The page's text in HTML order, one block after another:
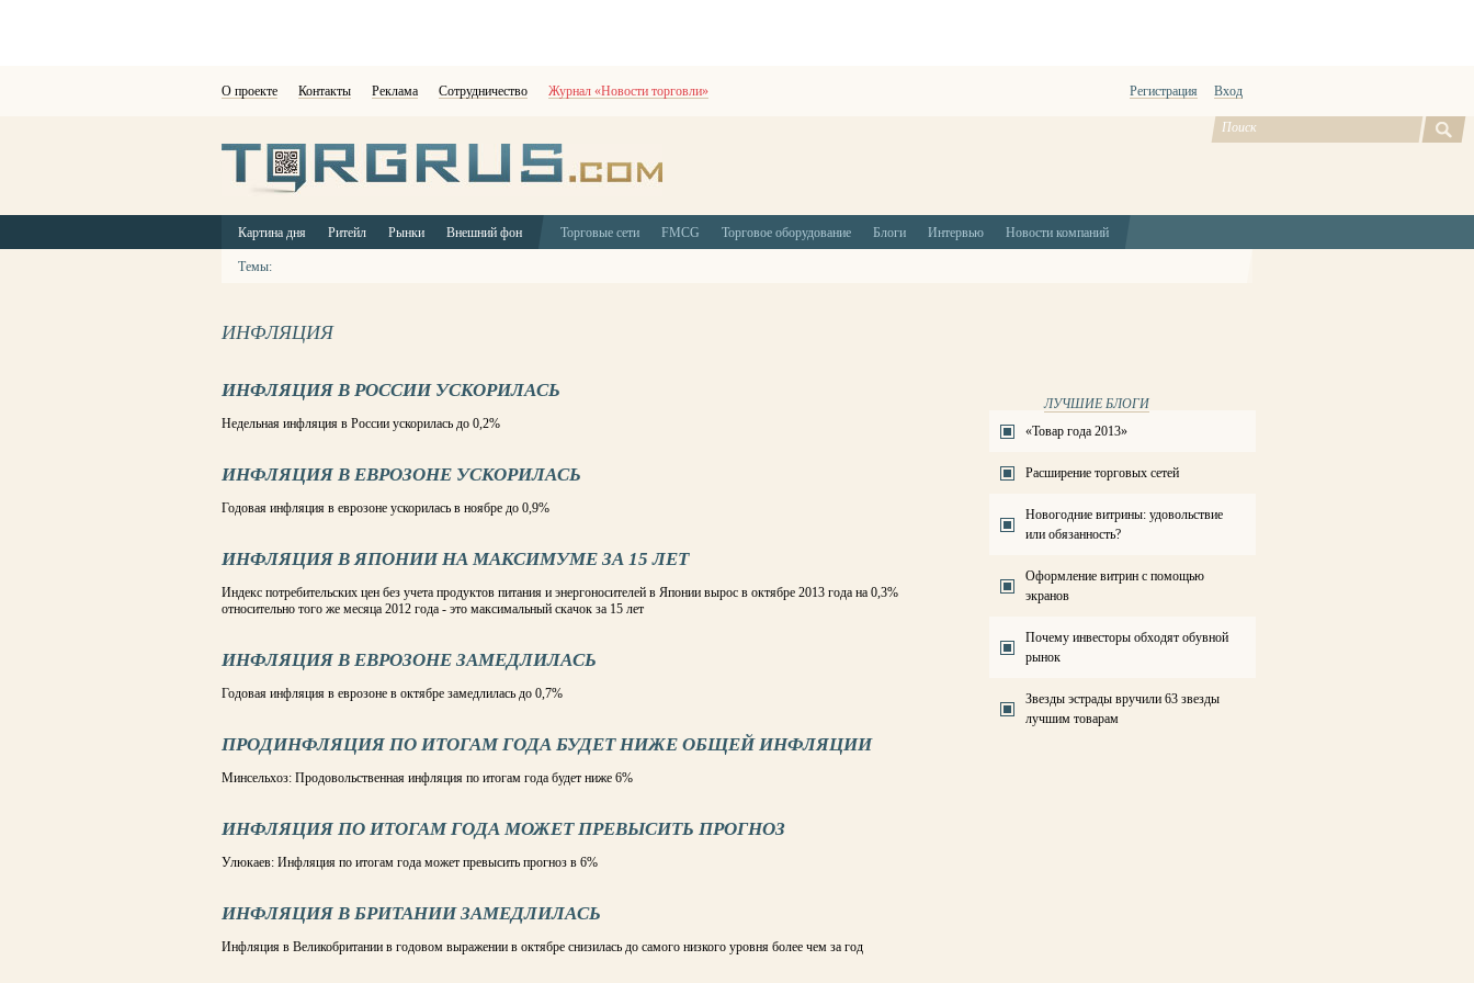
О проекте Контакты Реклама Сотрудничество Журнал «Новости торговли» Регистрация Вход
Картина дня Ритейл Рынки Внешний фон Торговые сети FMCG Торговое оборудование Блоги Интервью Новости компаний
Темы:
ИНФЛЯЦИЯ
ИНФЛЯЦИЯ В РОССИИ УСКОРИЛАСЬ
Недельная инфляция в России ускорилась до 0,2%
ИНФЛЯЦИЯ В ЕВРОЗОНЕ УСКОРИЛАСЬ
Годовая инфляция в еврозоне ускорилась в ноябре до 0,9%
ИНФЛЯЦИЯ В ЯПОНИИ НА МАКСИМУМЕ ЗА 15 ЛЕТ
Индекс потребительских цен без учета продуктов питания и энергоносителей в Японии вырос в октябре 2013 года на 0,3%
относительно того же месяца 2012 года - это максимальный скачок за 15 лет
ИНФЛЯЦИЯ В ЕВРОЗОНЕ ЗАМЕДЛИЛАСЬ
Годовая инфляция в еврозоне в октябре замедлилась до 0,7%
ПРОДИНФЛЯЦИЯ ПО ИТОГАМ ГОДА БУДЕТ НИЖЕ ОБЩЕЙ ИНФЛЯЦИИ
Минсельхоз: Продовольственная инфляция по итогам года будет ниже 6%
ИНФЛЯЦИЯ ПО ИТОГАМ ГОДА МОЖЕТ ПРЕВЫСИТЬ ПРОГНОЗ
Улюкаев: Инфляция по итогам года может превысить прогноз в 6%
ИНФЛЯЦИЯ В БРИТАНИИ ЗАМЕДЛИЛАСЬ
Инфляция в Великобритании в годовом выражении в октябре снизилась до самого низкого уровня более чем за год
ЛУЧШИЕ БЛОГИ
«Товар года 2013»
Расширение торговых сетей
Новогодние витрины: удовольствие
или обязанность?
Оформление витрин с помощью
экранов
Почему инвесторы обходят обувной
рынок
Звезды эстрады вручили 63 звезды
лучшим товарам